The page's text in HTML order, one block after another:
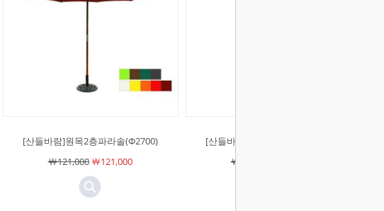
[산들바람]원목2층파라솔(Φ2700)
￦121,000￦121,000
[산들바람]원목2층파라솔(Φ2300)
￦110,000